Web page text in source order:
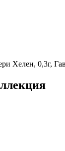
Хелен, 0,3г,